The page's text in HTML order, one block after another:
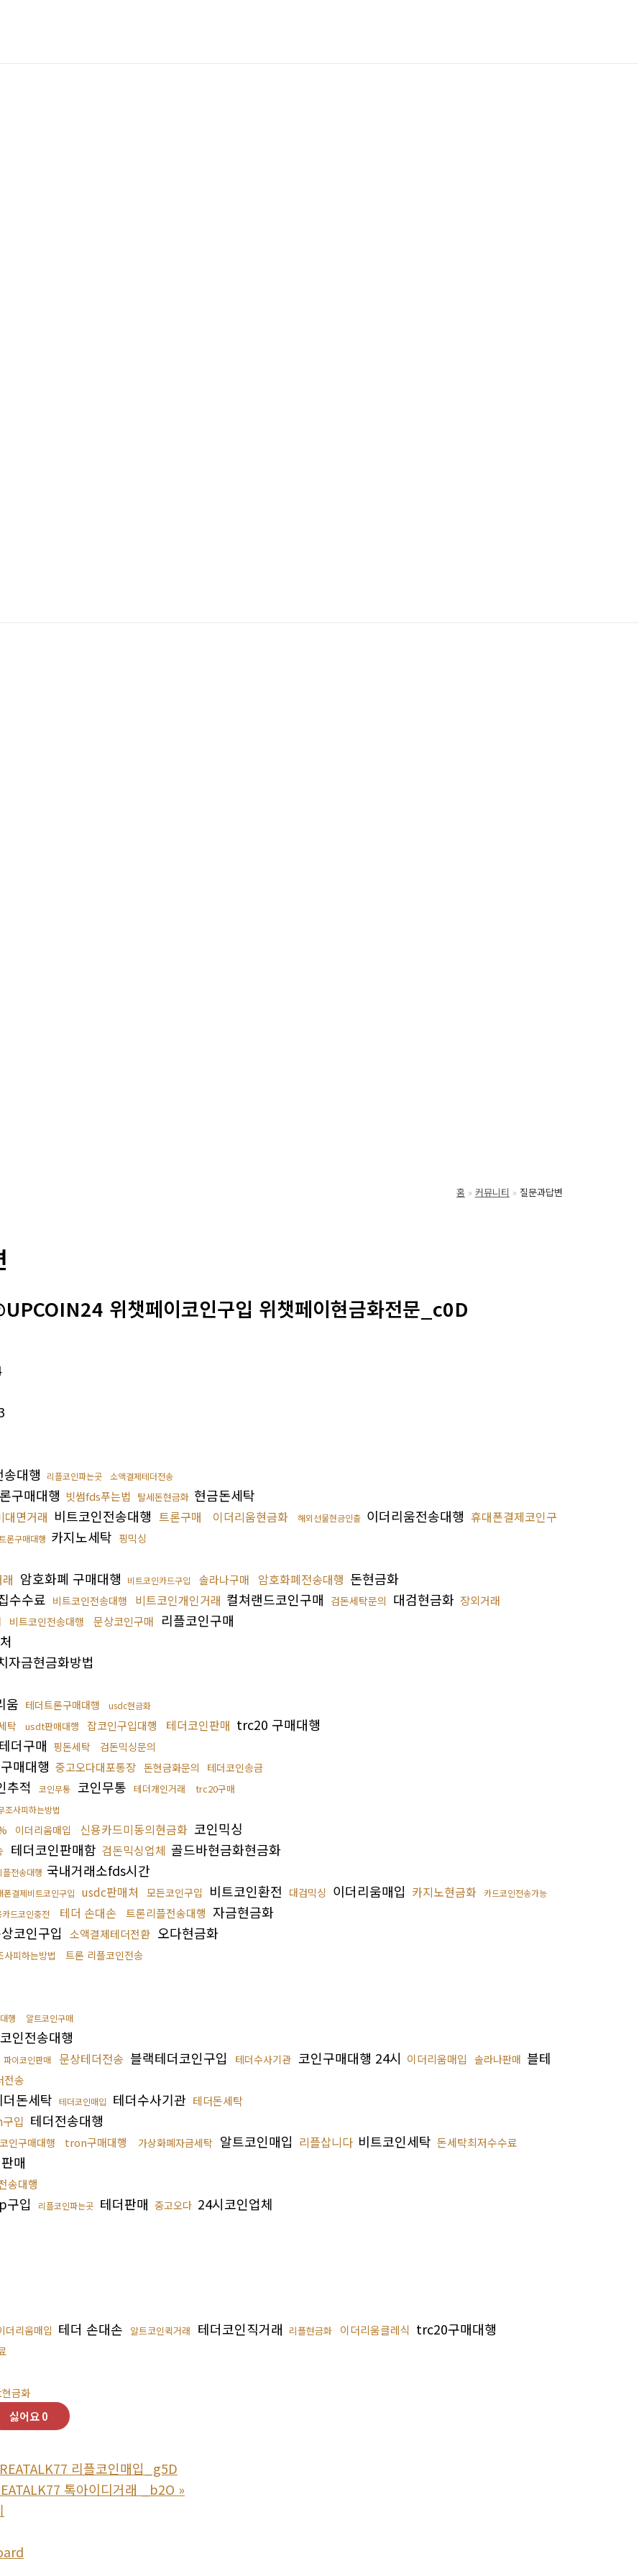
홈 커뮤니티 질문과답변
위챗페이코인구입 위챗페이현금화전문_c0D
대행 리플코인파는곳 소액결제테더전송
구매대행 빗썸fds푸는법 탈세돈현금화 현금돈세탁
대면거래 비트코인전송대행 트론구매 이더리움현금화 해외선물현금인출 이더리움전송대행 휴대폰결제코인구
론구매대행 카지노세탁 핑믹싱
암호화폐 구매대행 비트코인카드구입 솔라나구매 암호화폐전송대행 돈현금화
수수료 비트코인전송대행 비트코인개인거래 컬쳐랜드코인구매 검돈세탁문의 대검현금화 장외거래
비트코인전송대행 문상코인구매
리플코인구매
자금현금화방법
움 테더트론구매대행 usdc현금화
탁 usdt판매대행 잡코인구입대행 테더코인판매 trc20 구매대행
더구매 핑돈세탁 검돈믹싱문의
매대행 중고오다대포통장 돈현금화문의 테더코인송금
추적 코인무통 코인무통 테더개인거래 trc20구매
조사피하는방법
이더리움매입 신용카드미동의현금화 코인믹싱
테더코인판매함 검돈믹싱업체 골드바현금화현금화
플전송대행 국내거래소fds시간
폰결제비트코인구입 usdc판매처 모든코인구입 비트코인환전 대검믹싱 이더리움매입 카지노현금화 카드코인전송가능
카드코인충전
테더 손대손 트론리플전송대행 자금현금화
코인구입
소액결제테더전환 오다현금화
사피하는방법 트론 리플코인전송
행 알트코인구매
인전송대행
파이코인판매 문상테더전송 블랙테더코인구입 테더수사기관 코인구매대행 24시 이더리움매입 솔라나판매 블테
전송
돈세탁 테더코인매입 테더수사기관 테더돈세탁
입 테더전송대행
인구매대행 tron구매대행 가상화폐자금세탁 알트코인매입 리플삽니다 비트코인세탁 돈세탁최저수수료
매
송대행
입 리플코인파는곳 테더판매 중고오다 24시코인업체
더리움매입 테더 손대손 알트코인퀵거래 테더코인직거래 리플현금화 이더리움클레식 trc20구매대행
금화
싫어요0
리플코인매입_g5D
톡아이디거래 _b2O »